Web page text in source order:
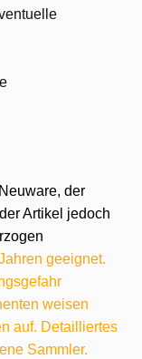
der
Artikel jedoch
geeignet.
weisen
auf. Detailliertes
Sammler.